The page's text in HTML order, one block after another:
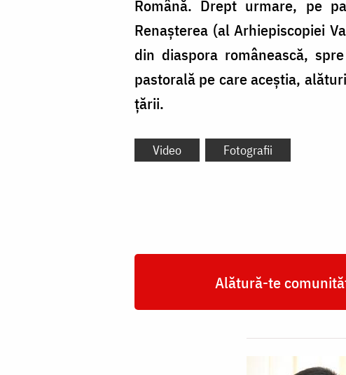
Română. Drept urmare, pe
Renașterea (al Arhiepiscopiei
din diaspora românească,
pastorală pe care aceștia,
țării.
Video Fotografii
Alătură-te